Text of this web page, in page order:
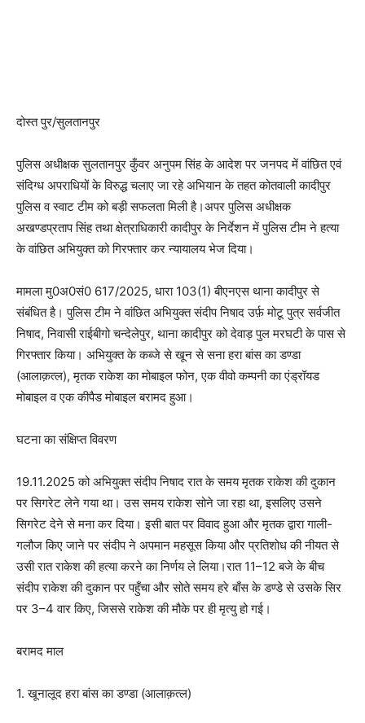
दोस्त पुर/सुलतानपुर
पुलिस अधीक्षक सुलतानपुर कुँवर अनुपम सिंह के आदेश पर जनपद में वांछित एवं
संदिग्ध अपराधियों के विरुद्ध चलाए जा रहे अभियान के तहत कोतवाली कादीपुर
पुलिस व स्वाट टीम को बड़ी सफलता मिली है।अपर पुलिस अधीक्षक
अखण्डप्रताप सिंह तथा क्षेत्राधिकारी कादीपुर के निर्देशन में पुलिस टीम ने हत्या
के वांछित अभियुक्त को गिरफ्तार कर न्यायालय भेज दिया।
मामला मु0अ0सं0 617/2025, धारा 103(1) बीएनएस थाना कादीपुर से
संबंधित है। पुलिस टीम ने वांछित अभियुक्त संदीप निषाद उर्फ़ मोटू पुत्र सर्वजीत
निषाद, निवासी राईबीगो चन्देलेपुर, थाना कादीपुर को देवाड़ पुल मरघटी के पास से
गिरफ्तार किया। अभियुक्त के कब्जे से खून से सना हरा बांस का डण्डा
(आलाक़त्ल), मृतक राकेश का मोबाइल फोन, एक वीवो कम्पनी का एंड्रॉयड
मोबाइल व एक कीपैड मोबाइल बरामद हुआ।
घटना का संक्षिप्त विवरण
19.11.2025 को अभियुक्त संदीप निषाद रात के समय मृतक राकेश की दुकान
पर सिगरेट लेने गया था। उस समय राकेश सोने जा रहा था, इसलिए उसने
सिगरेट देने से मना कर दिया। इसी बात पर विवाद हुआ और मृतक द्वारा गाली-
गलौज किए जाने पर संदीप ने अपमान महसूस किया और प्रतिशोध की नीयत से
उसी रात राकेश की हत्या करने का निर्णय ले लिया।रात 11–12 बजे के बीच
संदीप राकेश की दुकान पर पहुँचा और सोते समय हरे बाँस के डण्डे से उसके सिर
पर 3–4 वार किए, जिससे राकेश की मौके पर ही मृत्यु हो गई।
बरामद माल
1. खूनालूद हरा बांस का डण्डा (आलाक़त्ल)